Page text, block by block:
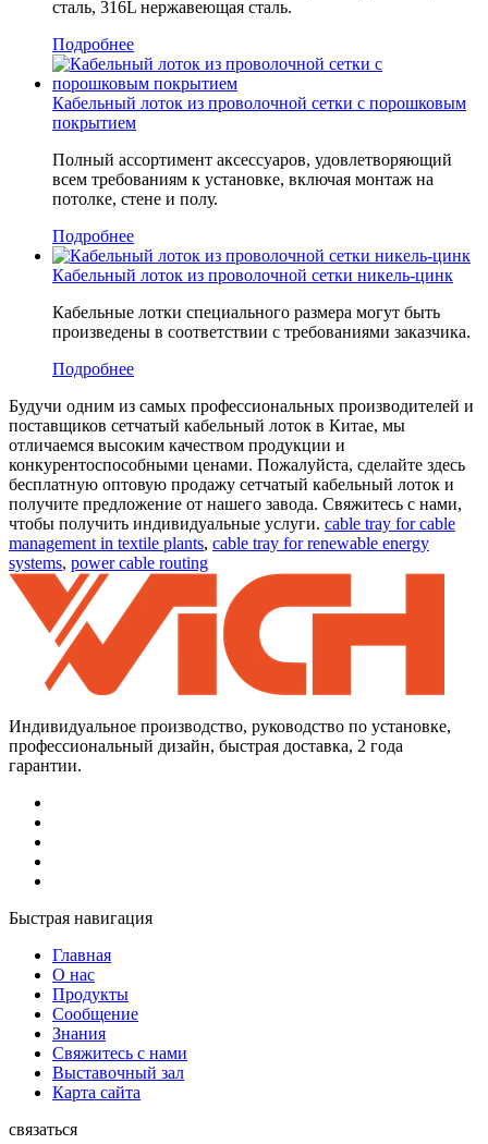
сталь, 316L нержавеющая сталь.
Подробнее
Кабельный лоток из проволочной сетки с порошковым
покрытием
Полный ассортимент аксессуаров, удовлетворяющий
всем требованиям к установке, включая монтаж на
потолке, стене и полу.
Подробнее
Кабельный лоток из проволочной сетки никель-цинк
Кабельные лотки специального размера могут быть
произведены в соответствии с требованиями заказчика.
Подробнее
Будучи одним из самых профессиональных производителей и
поставщиков сетчатый кабельный лоток в Китае, мы
отличаемся высоким качеством продукции и
конкурентоспособными ценами. Пожалуйста, сделайте здесь
бесплатную оптовую продажу сетчатый кабельный лоток и
получите предложение от нашего завода. Свяжитесь с нами,
чтобы получить индивидуальные услуги. cable tray for cable
management in textile plants, cable tray for renewable energy
systems, power cable routing
Индивидуальное производство, руководство по установке,
профессиональный дизайн, быстрая доставка, 2 года
гарантии.
Быстрая навигация
Главная
О нас
Продукты
Сообщение
Знания
Свяжитесь с нами
Выставочный зал
Карта сайта
связаться